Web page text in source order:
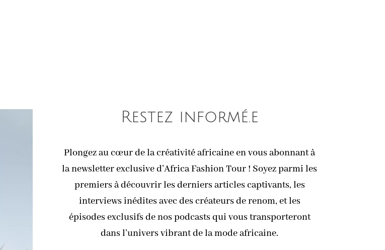
Restez informé.e
Plongez au cœur de la créativité africaine en vous abonnant à
la newsletter exclusive d’Africa Fashion Tour ! Soyez parmi les
premiers à découvrir les derniers articles captivants, les
interviews inédites avec des créateurs de renom, et les
épisodes exclusifs de nos podcasts qui vous transporteront
dans l’univers vibrant de la mode africaine.